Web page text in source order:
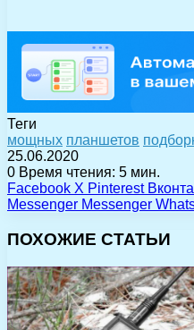
Теги
мощных планшетов
25.06.2020
0 Время чтения: 5 мин.
Facebook X Pinterest
Messenger Messenger
ПОХОЖИЕ СТАТЬИ